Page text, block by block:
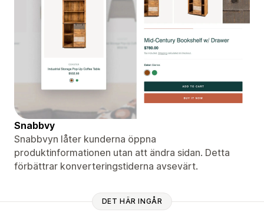
Snabbvy
Snabbvyn låter kunderna öppna
produktinformationen utan att ändra sidan. Detta
förbättrar konverteringstiderna avsevärt.
DET HÄR INGÅR